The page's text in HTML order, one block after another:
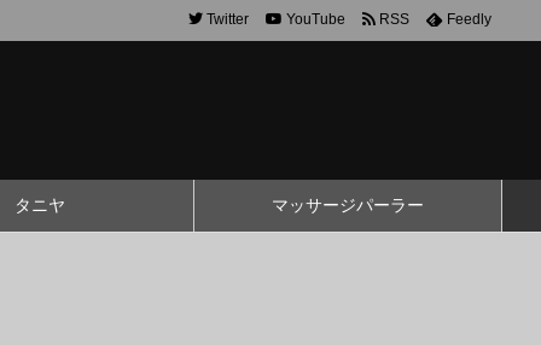
タニヤ マッサージパーラー
Twitter YouTube RSS Feedly